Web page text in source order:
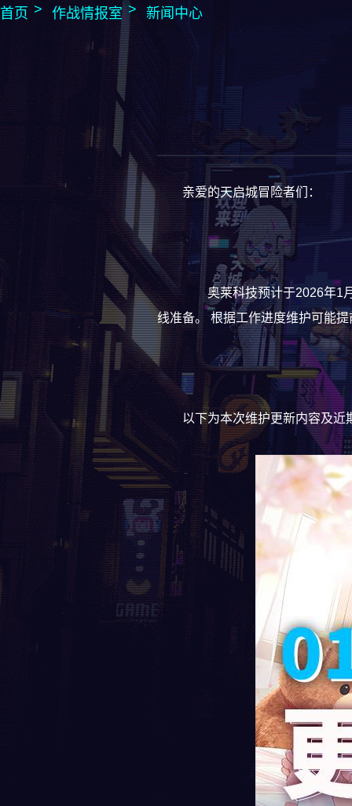
首页 作战情报室 新闻中心
亲爱的天启城冒险者们：
奥莱科技预计于2026年1月
线准备。 根据工作进度维护可能
以下为本次维护更新内容及近